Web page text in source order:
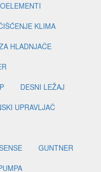
KLIMA
HLADNJAČE
DESNI LEŽAJ
UPRAVLJAČ
GUNTNER